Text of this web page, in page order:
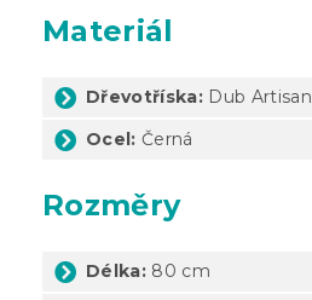
Materiál
Dřevotříska: Dub Artisan
Ocel: Černá
Rozměry
Délka: 80 cm